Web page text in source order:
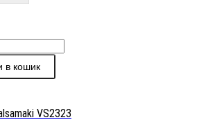
в кошик
VS2323